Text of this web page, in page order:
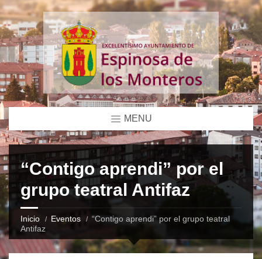
MENU
“Contigo aprendi” por el
grupo teatral Antifaz
Inicio Eventos
“Contigo aprendi” por el grupo teatral
Antifaz